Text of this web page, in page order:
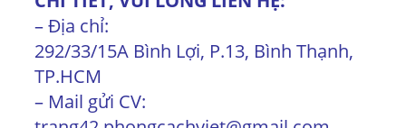
– Địa chỉ:
292/33/15A Bình Lợi, P.13, Bình Thạnh,
TP.HCM
– Mail gửi CV: